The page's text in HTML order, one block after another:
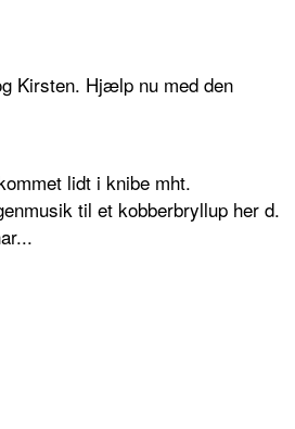
Kirsten. Hjælp nu med den
lidt i knibe mht.
til et kobberbryllup her d.